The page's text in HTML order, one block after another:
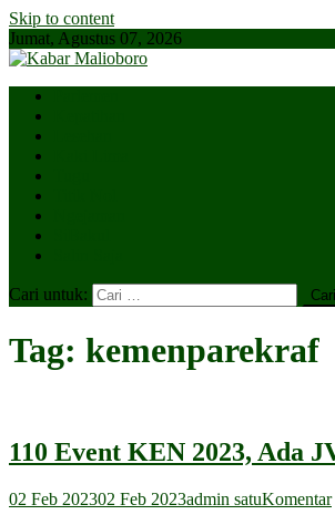
Skip to content
Jumat, Agustus 07, 2026
Cari untuk:
Tag: kemenparekraf
110 Event KEN 2023, Ada
02 Feb 202302 Feb 2023admin satuKomentar